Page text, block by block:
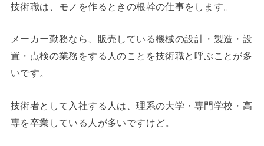
技術職は、モノを作るときの根幹の仕事をします。
メーカー勤務なら、販売している機械の設計・製造・設
置・点検の業務をする人のことを技術職と呼ぶことが多
いです。
技術者として入社する人は、理系の大学・専門学校・高
専を卒業している人が多いですけど。